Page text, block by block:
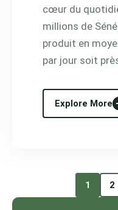
cœur du
millions de
produit en
par jour soit
Explore More
1 2